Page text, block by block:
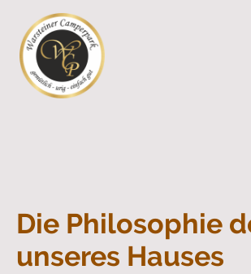
Die Philosophie
unseres Hauses